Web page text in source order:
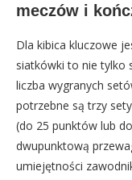
meczów i
Dla kibica kluczowe
siatkówki to nie tylko
liczba wygranych
potrzebne są trzy
(do 25 punktów lub
dwupunktową
umiejętności